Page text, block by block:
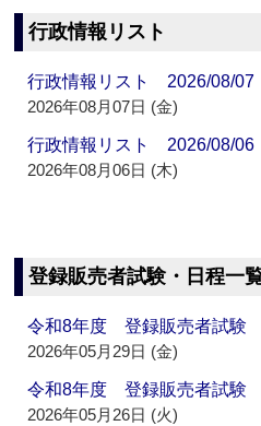
行政情報リスト
行政情報リスト 2026/08/07
2026年08月07日 (金)
行政情報リスト 2026/08/06
2026年08月06日 (木)
登録販売者試験・日程一
令和8年度 登録販売者試験
2026年05月29日 (金)
令和8年度 登録販売者試験
2026年05月26日 (火)